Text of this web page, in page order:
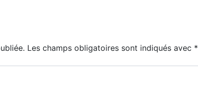
Les champs obligatoires sont indiqués avec *